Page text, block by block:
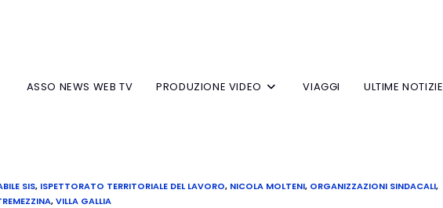
ASSO NEWS WEB TV PRODUZIONE VIDEO VIAGGI ULTIME NOTIZIE
SIS, ISPETTORATO TERRITORIALE DEL LAVORO, NICOLA MOLTENI, ORGANIZZAZIONI SINDACALI,
,VILLA GALLIA